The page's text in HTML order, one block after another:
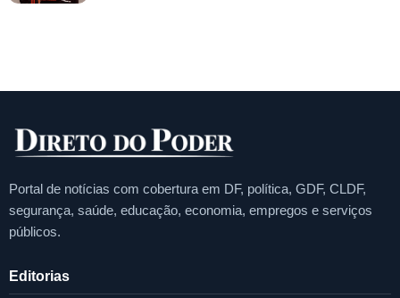
Portal de notícias com cobertura em DF, política, GDF, CLDF,
segurança, saúde, educação, economia, empregos e serviços
públicos.
Editorias